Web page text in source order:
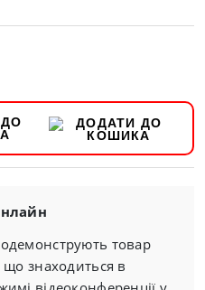
товар
що знаходиться в